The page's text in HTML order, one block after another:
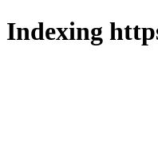
Indexing